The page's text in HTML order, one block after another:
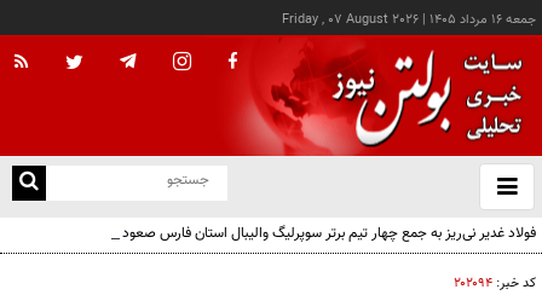
جمعه ۱۶ مرداد ۱۴۰۵ |
Friday , 07 August 2026
باز
و
فولاد غدیر نی‌ریز به جمع چهار تیم برتر سوپرلیگ والیبال استان فارس صعود کرد
کد خبر: ۲۰۲۰۹۴